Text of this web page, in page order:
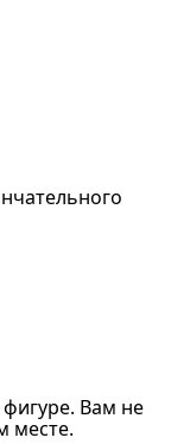
Вам не
месте.